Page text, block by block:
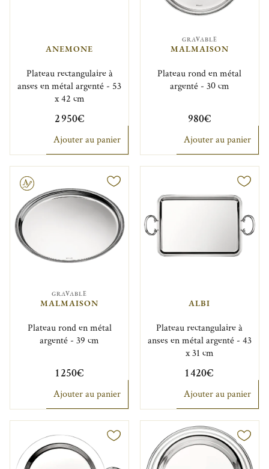
ANEMONE
Plateau rectangulaire à
anses en métal argenté - 53
x 42 cm
2 950€
Ajouter au panier
GRAVABLE
MALMAISON
Plateau rond en métal
argenté - 30 cm
980€
Ajouter au panier
GRAVABLE
MALMAISON
Plateau rond en métal
argenté - 39 cm
1 250€
Ajouter au panier
ALBI
Plateau rectangulaire à
anses en métal argenté - 43
x 31 cm
1 420€
Ajouter au panier